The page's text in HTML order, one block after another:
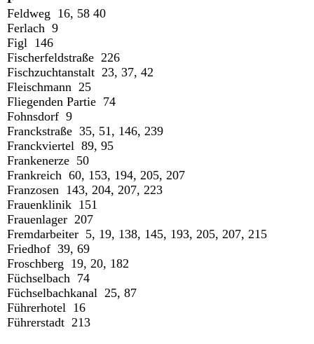
Feldweg 16, 58 40
Ferlach 9
Figl 146
Fischerfeldstraße 226
Fischzuchtanstalt 23, 37, 42
Fleischmann 25
Fliegenden Partie 74
Fohnsdorf 9
Franckstraße 35, 51, 146, 239
Franckviertel 89, 95
Frankenerze 50
Frankreich 60, 153, 194, 205, 207
Franzosen 143, 204, 207, 223
Frauenklinik 151
Frauenlager 207
Fremdarbeiter 5, 19, 138, 145, 193, 205, 207, 215
Friedhof 39, 69
Froschberg 19, 20, 182
Füchselbach 74
Füchselbachkanal 25, 87
Führerhotel 16
Führerstadt 213